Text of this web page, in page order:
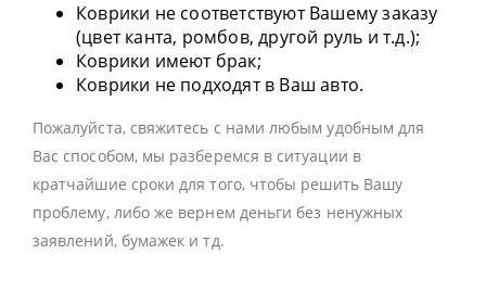
Коврики не соответствуют Вашему заказу
(цвет канта, ромбов, другой руль и т.д.);
Коврики имеют брак;
Коврики не подходят в Ваш авто.
Пожалуйста, свяжитесь с нами любым удобным для
Вас способом, мы разберемся в ситуации в
кратчайшие сроки для того, чтобы решить Вашу
проблему, либо же вернем деньги без ненужных
заявлений, бумажек и тд.